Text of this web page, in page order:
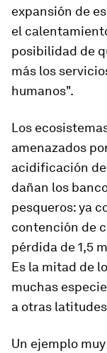
expansión de
el
posibilidad de
más los
humanos".
Los
amenazados
acidificación
dañan los
pesqueros: ya
contención de
pérdida de 1,5
Es la mitad de
muchas
a otras
Un ejemplo